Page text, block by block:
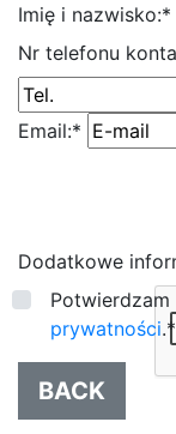
Imię i nazwisko:*
Nr telefonu
Email:*
Dodatkowe
Potwierdzam
prywatności.*
BACK